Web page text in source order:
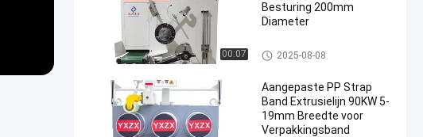
00:07
Besturing 200mm
Diameter
PP-bandwieler
2025-08-08
Aangepaste PP Strap
Band Extrusielijn 90KW 5-
19mm Breedte voor
Verpakkingsband